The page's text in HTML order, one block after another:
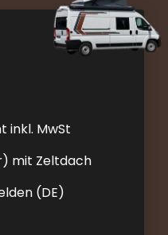
inkl. MwSt
mit Zeltdach
(DE)